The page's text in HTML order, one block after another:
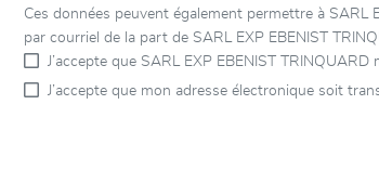
Ces données peuvent également permettre à SARL
par courriel de la part de SARL EXP EBENIST
J’accepte que SARL EXP EBENIST
J’accepte que mon adresse électronique soit